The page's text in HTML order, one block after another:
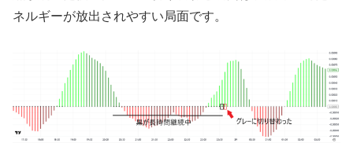
ネルギーが放出されやすい局面です。